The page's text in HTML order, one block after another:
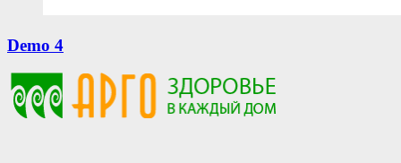
Demo 4